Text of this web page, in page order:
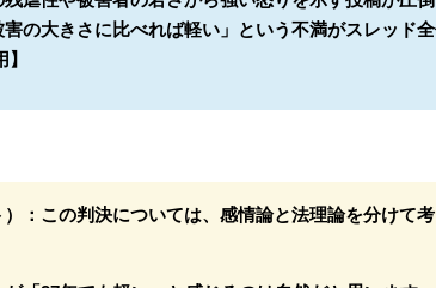
の大きさに比べれば軽い」という不満がスレッド
： この判決については、感情論と法理論を分けて